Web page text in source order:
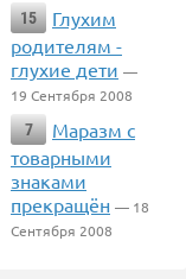
15
Глухим
родителям -
глухие дети —
19 Сентября 2008
7
Маразм с
товарными
знаками
прекращён — 18
Сентября 2008